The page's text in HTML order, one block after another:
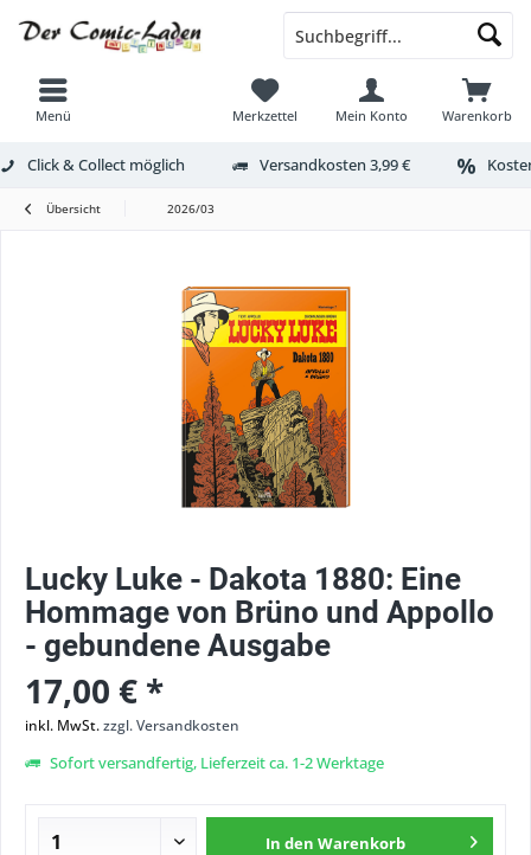
Menü Warenkorb
Merkzettel Mein Konto
Click & Collect möglich Versandkosten 3,99 €
Übersicht 2026/03
Lucky Luke - Dakota 1880: Eine
Hommage von Brüno und Appollo
- gebundene Ausgabe
17,00 € *
inkl. MwSt.zzgl. Versandkosten
Sofort versandfertig, Lieferzeit ca. 1-2 Werktage
In den Warenkorb